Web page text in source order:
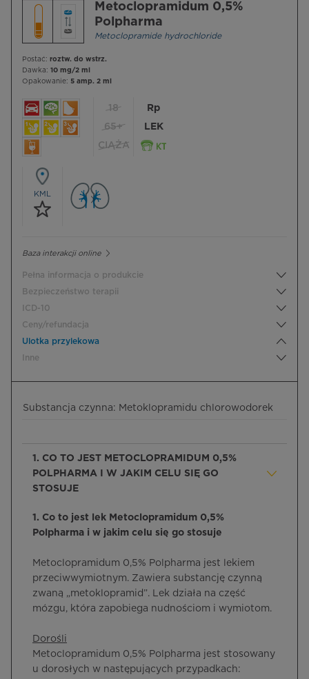
Metoclopramidum 0,5%
Polpharma
Metoclopramide hydrochloride
Postać: roztw. do wstrz.
Dawka: 10 mg/2 ml
Opakowanie: 5 amp. 2 ml
18
65+
CIĄŻA
Rp
LEK
KML
Baza interakcji online
Pełna informacja o produkcie
Bezpieczeństwo terapii
ICD-10
Ceny/refundacja
Ulotka przylekowa
Inne
Substancja czynna: Metoklopramidu chlorowodorek
1. CO TO JEST METOCLOPRAMIDUM 0,5%
POLPHARMA I W JAKIM CELU SIĘ GO
STOSUJE
1. Co to jest lek Metoclopramidum 0,5%
Polpharma i w jakim celu się go stosuje
Metoclopramidum 0,5% Polpharma jest lekiem
przeciwwymiotnym. Zawiera substancję czynną
zwaną „metoklopramid”. Lek działa na część
mózgu, która zapobiega nudnościom i wymiotom.
Dorośli
Metoclopramidum 0,5% Polpharma jest stosowany
u dorosłych w następujących przypadkach: